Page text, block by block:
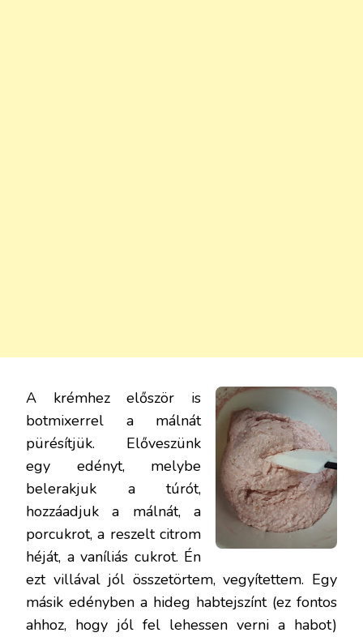
A krémhez először is
botmixerrel a málnát
pürésítjük. Előveszünk
egy edényt, melybe
belerakjuk a túrót,
hozzáadjuk a málnát, a
porcukrot, a reszelt citrom
héját, a vaníliás cukrot. Én
ezt villával jól összetörtem, vegyítettem. Egy
másik edényben a hideg habtejszínt (ez fontos
ahhoz, hogy jól fel lehessen verni a habot)